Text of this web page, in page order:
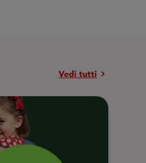
Vedi tutti chevron_right